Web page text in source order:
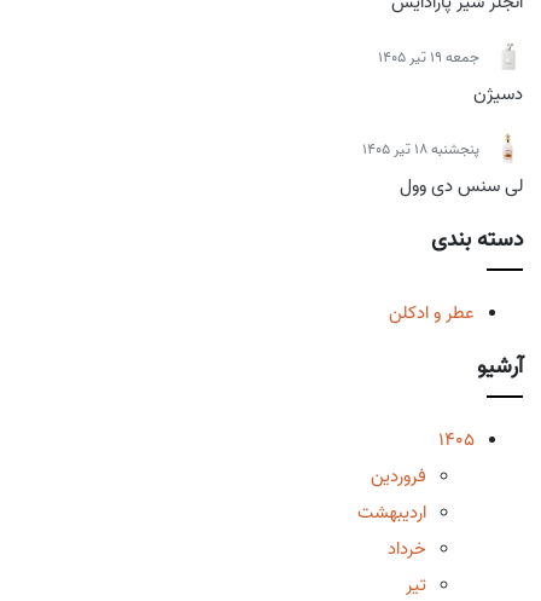
جمعه 19 تیر 1405
دسیژن
پنجشنبه 18 تیر 1405
لی سنس دی وول
دسته بندی
عطر و ادکلن
آرشیو
1405
فروردین
اردیبهشت
خرداد
تیر